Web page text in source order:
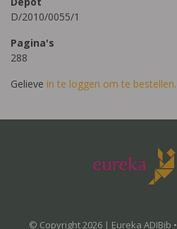
D/2010/0055/1
Pagina's
288
Gelieve in te loggen om te bestellen.
© Copyright 2026 | Eureka ADIBib •